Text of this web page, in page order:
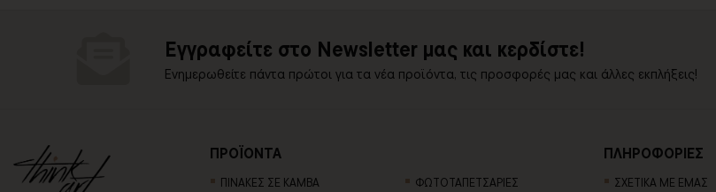
Εγγραφείτε στο Newsletter μας και κερδίστε!
Ενημερωθείτε πάντα πρώτοι για τα νέα προϊόντα, τις προσφορές μας και άλλες εκπλήξεις!
ΠΡΟΪΟΝΤΑ
ΠΙΝΑΚΕΣ ΣΕ ΚΑΜΒΑ
ΦΩΤΟΤΑΠΕΤΣΑΡΙΕΣ
ΠΛΗΡΟΦΟΡΙΕΣ
ΣΧΕΤΙΚΑ ΜΕ ΕΜΑΣ